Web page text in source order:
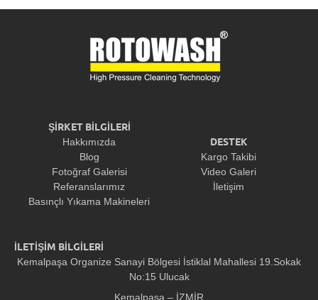
ŞİRKET BİLGİLERİ
Hakkımızda
Blog
Fotoğraf Galerisi
Referanslarımız
Basınçlı Yıkama Makineleri
DESTEK
Kargo Takibi
Video Galeri
İletişim
İLETİŞİM BİLGİLERİ
Kemalpaşa Organize Sanayi Bölgesi İstiklal Mahallesi 19.Sokak
No:15 Ulucak
Kemalpaşa – İZMİR